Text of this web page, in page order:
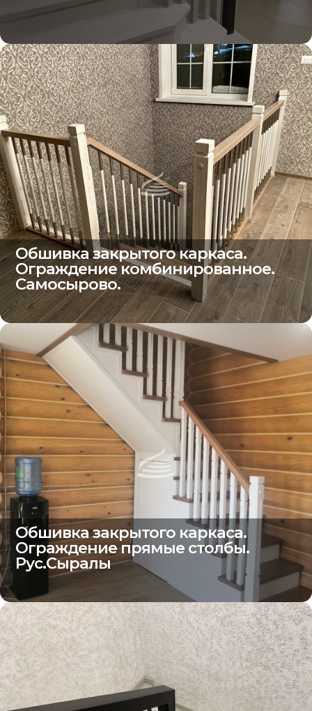
Обшивка закрытого каркаса.
Ограждение комбинированное.
Самосырово.
Обшивка закрытого каркаса.
Ограждение прямые столбы.
Рус.Сыралы